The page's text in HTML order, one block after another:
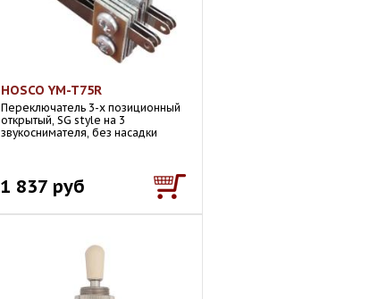
HOSCO YM-T75R
Переключатель 3-х позиционный
открытый, SG style на 3
звукоснимателя, без насадки
1 837 руб